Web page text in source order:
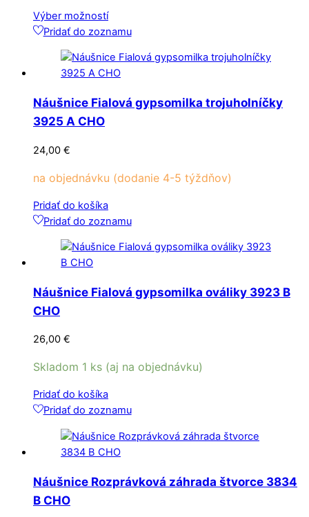
Výber možnostíTento
produkt
viacero
variantov.
Možnosti
si
stránke
Pridať do zoznamu
Náušnice Fialová gypsomilka trojuholníčky
3925 A CHO
24,00 €
na objednávku (dodanie 4-5 týždňov)
Pridať do košíka
Pridať do zoznamu
Náušnice Fialová gypsomilka ováliky 3923 B
CHO
26,00 €
Skladom 1 ks (aj na objednávku)
Pridať do košíka
Pridať do zoznamu
Náušnice Rozprávková záhrada štvorce 3834
B CHO